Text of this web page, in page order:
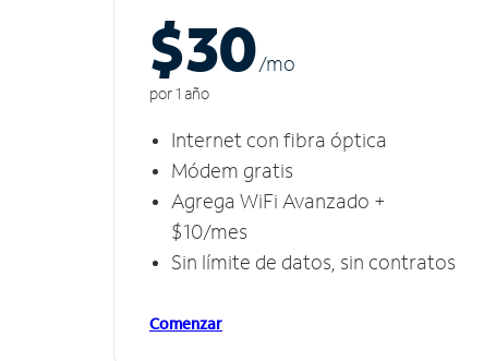
$30/mo
por 1 año
Internet con fibra óptica
Módem gratis
Agrega WiFi Avanzado +
$10/mes
Sin límite de datos, sin contratos
Comenzar